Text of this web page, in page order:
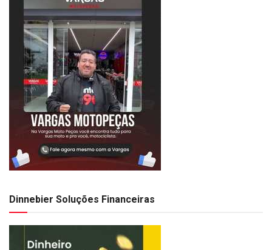
Dinnebier Soluções Financeiras